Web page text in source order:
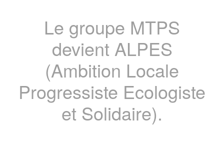
Le groupe MTPS
devient ALPES
(Ambition Locale
Progressiste Ecologiste
et Solidaire).